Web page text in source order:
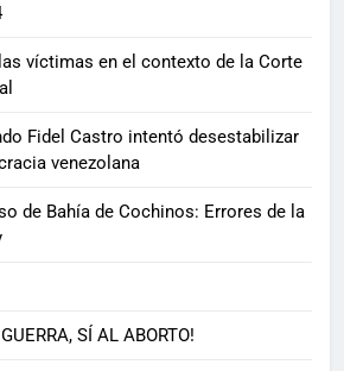
víctimas en el contexto de la Corte
Fidel Castro intentó desestabilizar
venezolana
de Bahía de Cochinos: Errores de la
SÍ AL ABORTO!